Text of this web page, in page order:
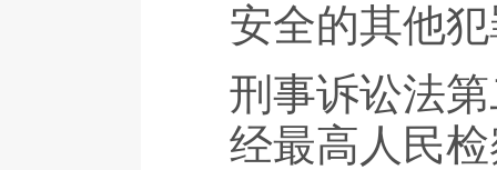
安全的其他
刑事诉讼法
经最高人民